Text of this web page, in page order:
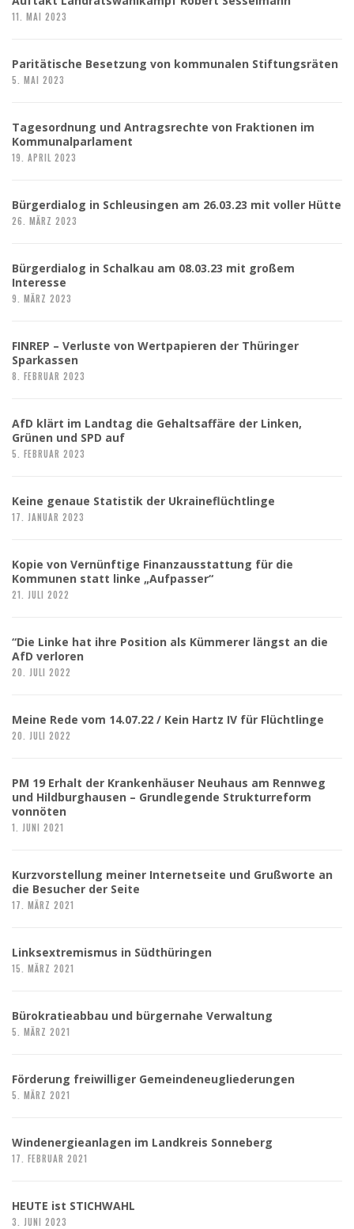
11. MAI 2023
Paritätische Besetzung von kommunalen Stiftungsräten
5. MAI 2023
Tagesordnung und Antragsrechte von Fraktionen im
Kommunalparlament
19. APRIL 2023
Bürgerdialog in Schleusingen am 26.03.23 mit voller Hütte
26. MÄRZ 2023
Bürgerdialog in Schalkau am 08.03.23 mit großem
Interesse
9. MÄRZ 2023
FINREP – Verluste von Wertpapieren der Thüringer
Sparkassen
8. FEBRUAR 2023
AfD klärt im Landtag die Gehaltsaffäre der Linken,
Grünen und SPD auf
5. FEBRUAR 2023
Keine genaue Statistik der Ukraineflüchtlinge
17. JANUAR 2023
Kopie von Vernünftige Finanzausstattung für die
Kommunen statt linke „Aufpasser“
21. JULI 2022
“Die Linke hat ihre Position als Kümmerer längst an die
AfD verloren
20. JULI 2022
Meine Rede vom 14.07.22 / Kein Hartz IV für Flüchtlinge
20. JULI 2022
PM 19 Erhalt der Krankenhäuser Neuhaus am Rennweg
und Hildburghausen – Grundlegende Strukturreform
vonnöten
1. JUNI 2021
Kurzvorstellung meiner Internetseite und Grußworte an
die Besucher der Seite
17. MÄRZ 2021
Linksextremismus in Südthüringen
15. MÄRZ 2021
Bürokratieabbau und bürgernahe Verwaltung
5. MÄRZ 2021
Förderung freiwilliger Gemeindeneugliederungen
5. MÄRZ 2021
Windenergieanlagen im Landkreis Sonneberg
17. FEBRUAR 2021
HEUTE ist STICHWAHL
3. JUNI 2023